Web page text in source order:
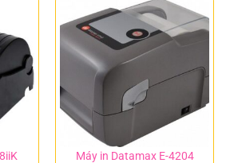
Máy in Datamax E-4204